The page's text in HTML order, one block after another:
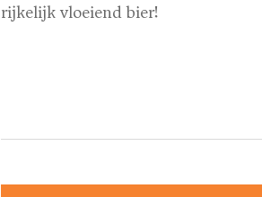
rijkelijk vloeiend bier!